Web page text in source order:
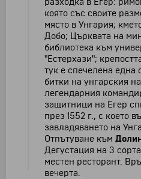
която със своите
място в Унгария;
Добо; Църквата на
библиотека към
"Естерхази";
тук е спечелена
битки на унгарския
легендарния
защитници на Егер
през 1552 г., с което
завладяването на
Отпътуване към
Дегустация на 3
местен ресторант.
вечерта.